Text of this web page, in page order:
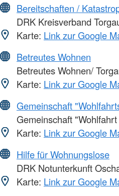
Bereitschaften /
DRK Kreisverband
Karte: Link zur Google
Betreutes Wohnen
Betreutes Wohnen/
Karte: Link zur Google
Gemeinschaft
Gemeinschaft
Karte: Link zur Google
Hilfe für Wohnungslose
DRK Notunterkunft
Karte: Link zur Google